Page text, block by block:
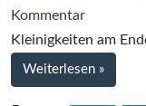
Kommentarzu
Meine
Twitter-
Kleinigkeiten am
Weiterlesen bei
Meine
»